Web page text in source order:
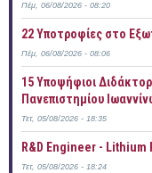
Πέμ, 06/08/2026 - 08:20
22 Υποτροφίες στο
Πέμ, 06/08/2026 - 08:06
15 Υποψήφιοι
Πανεπιστημίου
Τετ, 05/08/2026 - 18:35
R&D Engineer -
Τετ, 05/08/2026 - 18:24